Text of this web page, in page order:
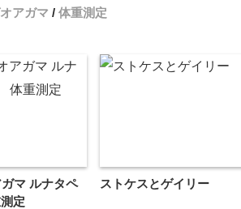
アガマ 体重測定
マ ルナタペ
定
ストケスとゲイリー